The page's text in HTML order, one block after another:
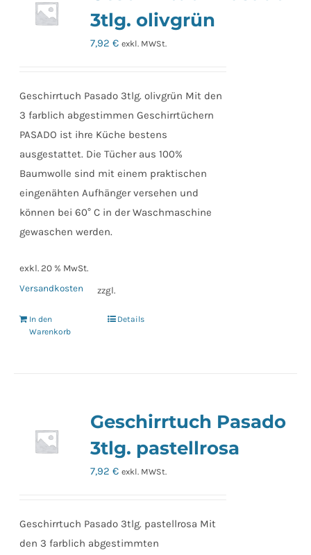
3tlg. olivgrün
7,92€ exkl. MWSt.
Geschirrtuch Pasado 3tlg. olivgrün Mit den
3 farblich abgestimmen Geschirrtüchern
PASADO ist ihre Küche bestens
ausgestattet. Die Tücher aus 100%
Baumwolle sind mit einem praktischen
eingenähten Aufhänger versehen und
können bei 60° C in der Waschmaschine
gewaschen werden.
exkl. 20 % MwSt.
zzgl.
Versandkosten
In den
Warenkorb
Details
Geschirrtuch Pasado
3tlg. pastellrosa
7,92€ exkl. MWSt.
Geschirrtuch Pasado 3tlg. pastellrosa Mit
den 3 farblich abgestimmten